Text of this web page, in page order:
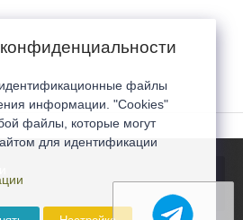
файлы
информации. "Cookies"
файлы, которые могут
для идентификации